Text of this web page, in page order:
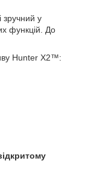
зручний у
функцій. До
Hunter X2™: